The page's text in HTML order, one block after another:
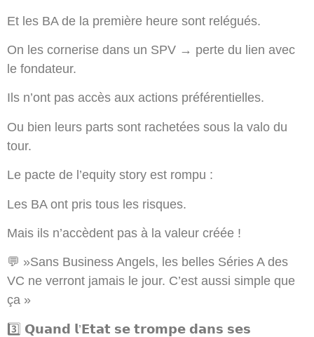
Et les BA de la première heure sont relégués.
On les cornerise dans un SPV → perte du lien avec
le fondateur.
Ils n’ont pas accès aux actions préférentielles.
Ou bien leurs parts sont rachetées sous la valo du
tour.
Le pacte de l’equity story est rompu :
Les BA ont pris tous les risques.
Mais ils n’accèdent pas à la valeur créée !
💬 »Sans Business Angels, les belles Séries A des
VC ne verront jamais le jour. C’est aussi simple que
ça »
3️⃣ 𝗤𝘂𝗮𝗻𝗱 𝗹’𝗘𝘁𝗮𝘁 𝘀𝗲 𝘁𝗿𝗼𝗺𝗽𝗲 𝗱𝗮𝗻𝘀 𝘀𝗲𝘀